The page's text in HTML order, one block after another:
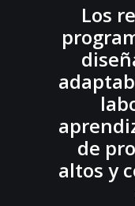
Los
de
altos y